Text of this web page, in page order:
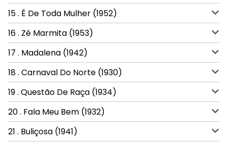
15 . É De Toda Mulher (1952)
16 . Zé Marmita (1953)
17 . Madalena (1942)
18 . Carnaval Do Norte (1930)
19 . Questão De Raça (1934)
20 . Fala Meu Bem (1932)
21 . Buliçosa (1941)